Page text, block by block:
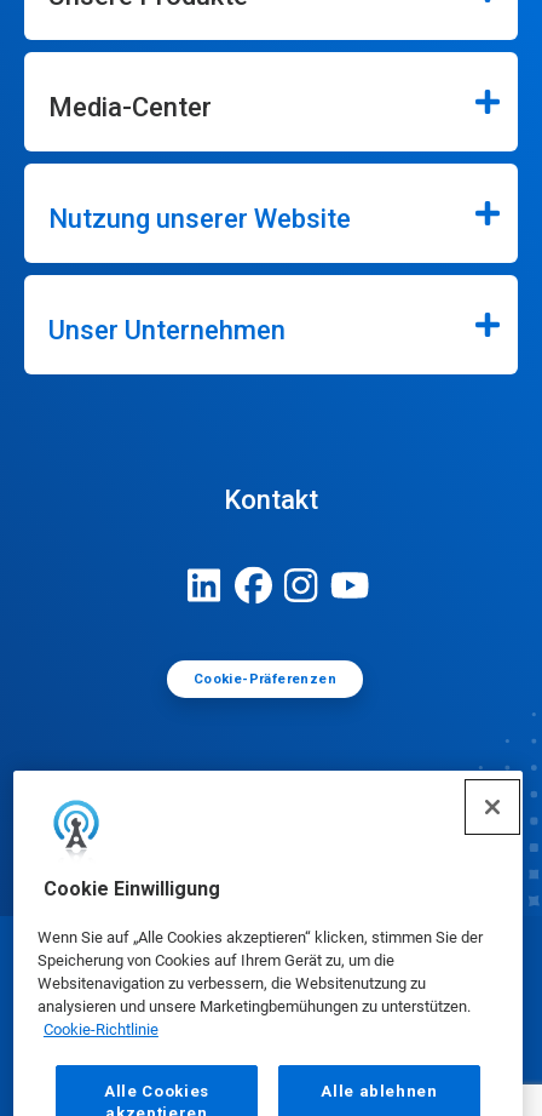
Cookie Einwilligung
Wenn Sie auf „Alle Cookies akzeptieren“ klicken, stimmen Sie der
Speicherung von Cookies auf Ihrem Gerät zu, um die
Websitenavigation zu verbessern, die Websitenutzung zu
analysieren und unsere Marketingbemühungen zu unterstützen.
Cookie-Richtlinie
Alle Cookies
Alle ablehnen
Media-Center
Nutzung unserer Website
Unser Unternehmen
Kontakt
Cookie-Präferenzen
© Ecolab Inc. 2025
Sicherheitsdatenblätter